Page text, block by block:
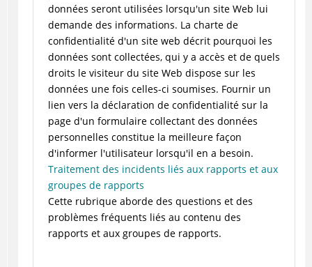
données seront utilisées lorsqu'un site Web lui
demande des informations. La charte de
confidentialité d'un site web décrit pourquoi les
données sont collectées, qui y a accès et de quels
droits le visiteur du site Web dispose sur les
données une fois celles-ci soumises. Fournir un
lien vers la déclaration de confidentialité sur la
page d'un formulaire collectant des données
personnelles constitue la meilleure façon
d'informer l'utilisateur lorsqu'il en a besoin.
Traitement des incidents liés aux rapports et aux
groupes de rapports
Cette rubrique aborde des questions et des
problèmes fréquents liés au contenu des
rapports et aux groupes de rapports.